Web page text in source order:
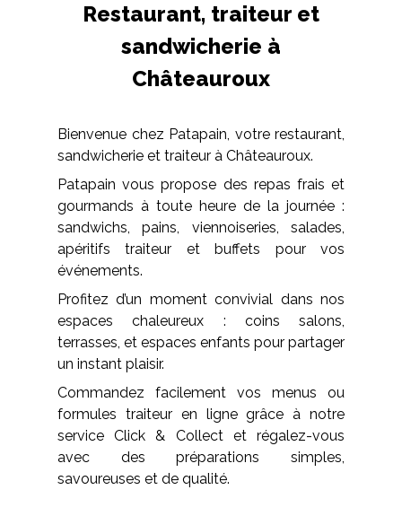
Restaurant, traiteur et
sandwicherie à
Châteauroux
Bienvenue chez Patapain, votre restaurant,
sandwicherie et traiteur à Châteauroux.
Patapain vous propose des repas frais et
gourmands à toute heure de la journée :
sandwichs, pains, viennoiseries, salades,
apéritifs traiteur et buffets pour vos
événements.
Profitez d’un moment convivial dans nos
espaces chaleureux : coins salons,
terrasses, et espaces enfants pour partager
un instant plaisir.
Commandez facilement vos menus ou
formules traiteur en ligne grâce à notre
service Click & Collect et régalez-vous
avec des préparations simples,
savoureuses et de qualité.